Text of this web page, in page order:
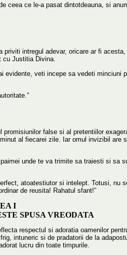
ceea ce le-a pasat dintotdeauna, si
intregul adevar, oricare ar fi
cu Justitia Divina.
veti incepe sa vedeti minciuni
false si al pretentiilor
al fiecarei zile. Iar omul invizibil are
unde te va trimite sa traiesti si sa
atoatestiutor si intelept. Totusi, nu
de reusita! Rahatul sfant!”
I
SPUSA VREODATA
respectul si adoratia oamenilor
intuneric si de pradatorii de la
lucru din toate timpurile.